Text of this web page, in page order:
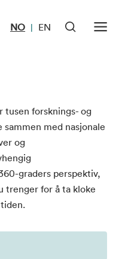
NO | EN
tusen forsknings- og
med nasjonale
og
graders perspektiv,
trenger for å ta kloke